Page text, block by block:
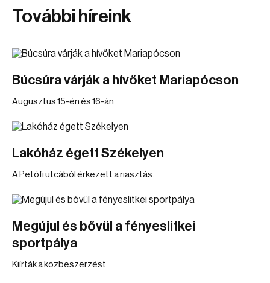
További híreink
Búcsúra várják a hívőket Mariapócson
Augusztus 15-én és 16-án.
Lakóház égett Székelyen
A Petőfi utcából érkezett a riasztás.
Megújul és bővül a fényeslitkei
sportpálya
Kiírták a közbeszerzést.